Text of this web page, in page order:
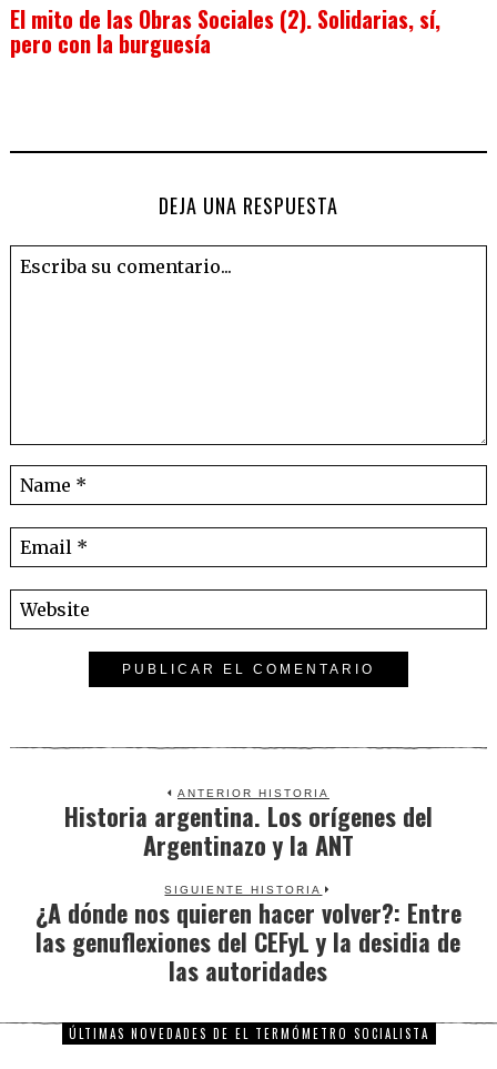
El mito de las Obras Sociales (2). Solidarias, sí,
pero con la burguesía
DEJA UNA RESPUESTA
ANTERIOR HISTORIA
Previous
post:
Historia argentina. Los orígenes del
Argentinazo y la ANT
SIGUIENTE HISTORIA
Next
post:
¿A dónde nos quieren hacer volver?: Entre
las genuflexiones del CEFyL y la desidia de
las autoridades
ÚLTIMAS NOVEDADES DE EL TERMÓMETRO SOCIALISTA